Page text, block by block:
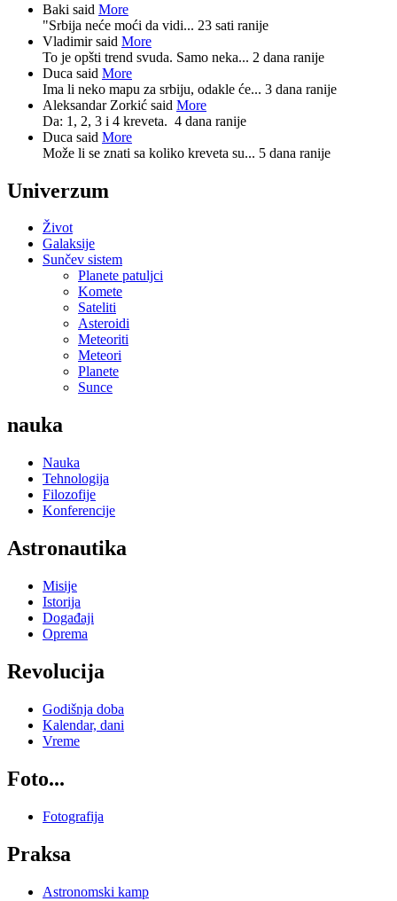
Baki said More
"Srbija neće moći da vidi... 23 sati ranije
Vladimir said More
To je opšti trend svuda. Samo neka... 2 dana ranije
Duca said More
Ima li neko mapu za srbiju, odakle će... 3 dana ranije
Aleksandar Zorkić said More
Da: 1, 2, 3 i 4 kreveta. 4 dana ranije
Duca said More
Može li se znati sa koliko kreveta su... 5 dana ranije
Univerzum
Život
Galaksije
Sunčev sistem
Planete patuljci
Komete
Sateliti
Asteroidi
Meteoriti
Meteori
Planete
Sunce
nauka
Nauka
Tehnologija
Filozofije
Konferencije
Astronautika
Misije
Istorija
Događaji
Oprema
Revolucija
Godišnja doba
Kalendar, dani
Vreme
Foto...
Fotografija
Praksa
Astronomski kamp